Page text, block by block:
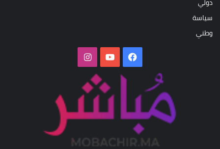
سياسة
وطني
فيسبوك‫YouTubeانستقرام